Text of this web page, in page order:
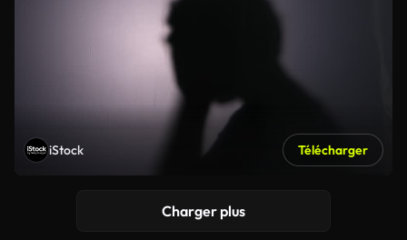
iStock Télécharger
Charger plus